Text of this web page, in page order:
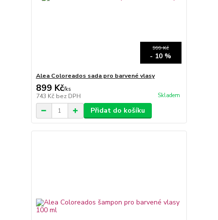
999 Kč
- 10 %
Alea Coloreados sada pro barvené vlasy
899 Kč/ks
743 Kč bez DPH Skladem
Přidat do košíku